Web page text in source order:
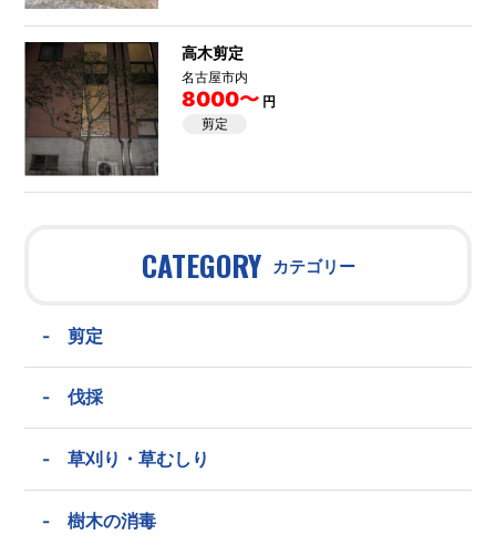
高木剪定
名古屋市内
8000〜円
剪定
CATEGORY カテゴリー
-剪定
-伐採
-草刈り・草むしり
-樹木の消毒